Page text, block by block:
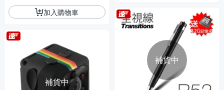
加入購物車
補貨中
補貨中